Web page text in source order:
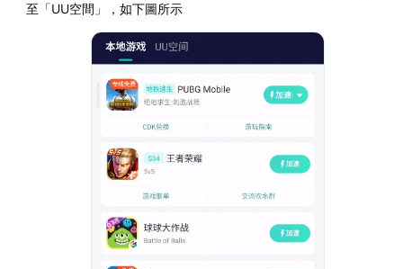
至「UU空間」，如下圖所示